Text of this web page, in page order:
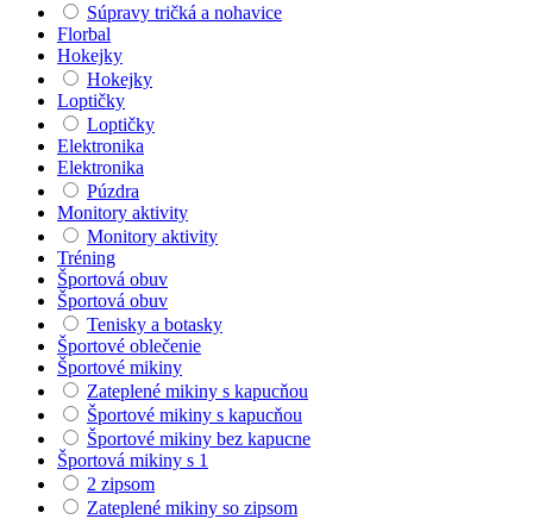
Súpravy tričká a nohavice
Florbal
Hokejky
Hokejky
Loptičky
Loptičky
Elektronika
Elektronika
Púzdra
Monitory aktivity
Monitory aktivity
Tréning
Športová obuv
Športová obuv
Tenisky a botasky
Športové oblečenie
Športové mikiny
Zateplené mikiny s kapucňou
Športové mikiny s kapucňou
Športové mikiny bez kapucne
Športová mikiny s 1
2 zipsom
Zateplené mikiny so zipsom